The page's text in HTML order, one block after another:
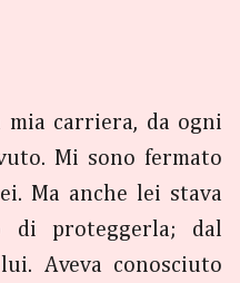
mia carriera, da ogni
Mi sono fermato
Ma anche lei stava
di proteggerla; dal
Aveva conosciuto